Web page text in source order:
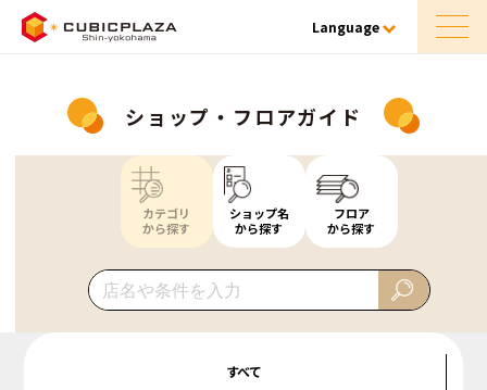
Language
ショップ・フロアガイド
カテゴリ
から探す
ショップ名
から探す
フロア
から探す
すべて